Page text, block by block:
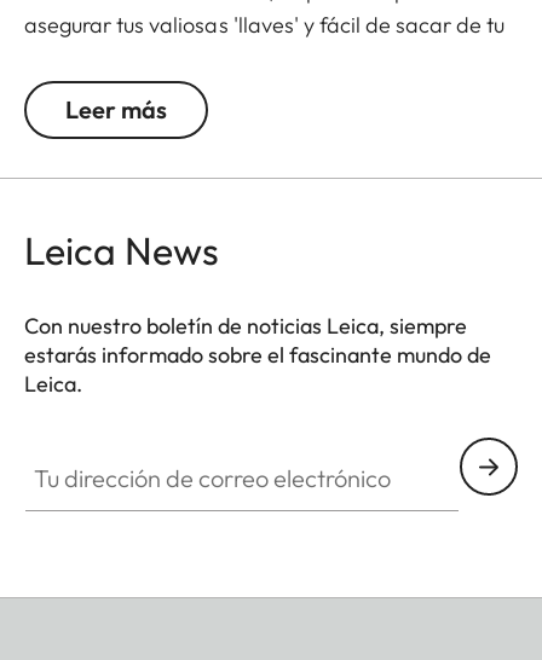
asegurar tus valiosas 'llaves' y fácil de sacar de tu
elegante relieve de Leica, será un compañero fiel
para toda la vida: mantendrás tus llaves a salvo y
Leer más
Leica News
Con nuestro boletín de noticias Leica, siempre
estarás informado sobre el fascinante mundo de
Leica.